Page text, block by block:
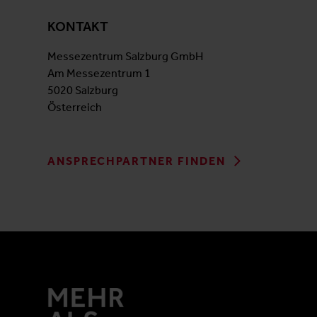
KONTAKT
Messezentrum Salzburg GmbH
Am Messezentrum 1
5020 Salzburg
Österreich
ANSPRECHPARTNER FINDEN